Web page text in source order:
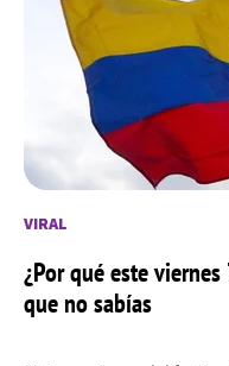
VIRAL
¿Por qué este
que no sabías